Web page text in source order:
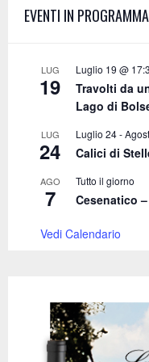
o
EVENTI IN PROGRAMMA
LUG
19
Luglio 19 @
Travolti da
Lago di
LUG
24
Luglio 24-
Calici di
AGO
7
Tutto il giorno
Cesenatico
Vedi Calendario